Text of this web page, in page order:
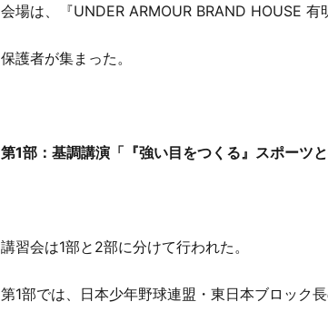
会場は、『UNDER ARMOUR BRAND HOUSE
保護者が集まった。
第1部：基調講演「『強い目をつくる』スポーツと
講習会は1部と2部に分けて行われた。
第1部では、日本少年野球連盟・東日本ブロック